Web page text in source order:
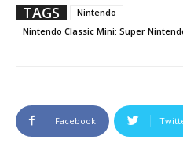
TAGS
Nintendo
Nintendo Classic Mini: Super
Facebook